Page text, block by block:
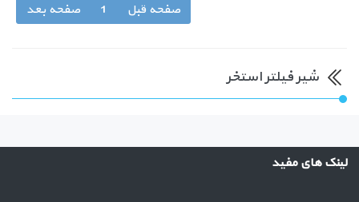
صفحه قبل 1 صفحه بعد
شیر فیلتر استخر
لینک های مفید